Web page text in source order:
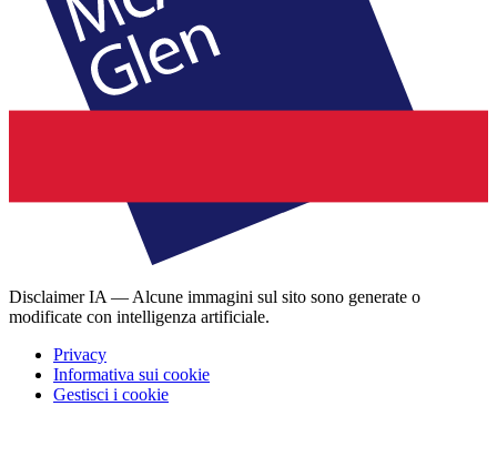
Disclaimer IA — Alcune immagini sul sito sono generate o
modificate con intelligenza artificiale.
Privacy
Informativa sui cookie
Gestisci i cookie